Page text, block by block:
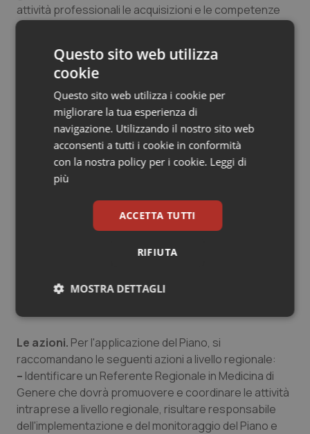
attività professionali le acquisizioni e le competenze
maturate
COMUNICAZIONE INFORMAZIONE
Obiettivo generale
Promuovere la conoscenza della Medicina di Genere
presso tutti gli operatori della sanità e la popolazione
generale, coi volgendo il mondo del giornalismo e dei
Obiettivi specifici:
Individuare strumenti dedicati al trasferimento dei
Informare e sensibilizzare i professionisti sanitari e i
ricercatori sull’importanza di un approccio di genere in
Informare e sensibilizzare la popolazione generale e
campagne e iniziative di comunicazione con il
Le azioni. Per l'applicazione del Piano, si
raccomandano le seguenti azioni a livello regionale:
– Identificare un Referente Regionale in Medicina di
Genere che dovrà promuovere e coordinare le attività
intraprese a livello regionale, risultare responsabile
dell'implementazione e del monitoraggio del Piano e
Questo sito web utilizza
cookie
Questo sito web utilizza i cookie per
migliorare la tua esperienza di
navigazione. Utilizzando il nostro sito web
acconsenti a tutti i cookie in conformità
con la nostra policy per i cookie. Leggi di
più
ACCETTA TUTTI
RIFIUTA
MOSTRA DETTAGLI
Necessari Statistici Marketing
Necessari Statistici Marketing